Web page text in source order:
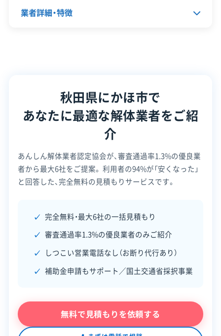
空き家の解体に対して、上限50万円を補助する
補助金額・
率
対象・条件
老朽危険
体撤去補
対象工事
内、上限5
0万円
定された、個人が所
有する空き家
得が、市の定める基
準額以下であること
建物に抵当権などが
設定されていないこ
この補助金を利用するには、必ず解体工事の契約や
業者詳細・特徴
1965年11月20日
1,000万円
営業時間 8:00～18:00
対応エリア 秋田県
建物構造 木造
対応業務
産業廃棄物収集運搬業
土木工事業
【建設業許可】
秋田県知事：第008646号
秋田県にかほ市で
あなたに最適な解体業者をご紹
介
あんしん解体業者認定協会が、審査通過率1.3%の優良業
者から最大6社をご提案。 利用者の94%が「安くなった」
と回答した、完全無料の見積もりサービスです。
完全無料・最大6社の一括見積もり
審査通過率1.3%の優良業者のみご紹介
しつこい営業電話なし（お断り代行あり）
補助金申請もサポート／国土交通省採択事業
無料で見積もりを依頼する